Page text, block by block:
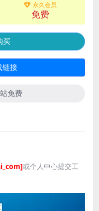
永久会员
免费
买
链接
免费
或个人中心提交工